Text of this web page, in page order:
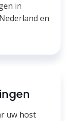
in
en
uw host